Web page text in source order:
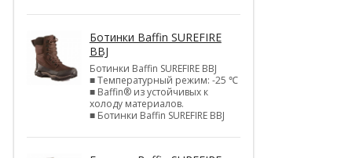
Ботинки Baffin SUREFIRE
BBJ
Ботинки Baffin SUREFIRE BBJ
■ Температурный режим: -25 ℃
■ Baffin® из устойчивых к
холоду материалов.
■ Ботинки Baffin SUREFIRE BBJ